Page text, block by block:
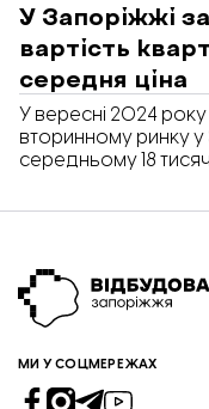
У Запоріжжі
вартість
середня ціна
У вересні 2024
вторинному ринку
середньому 18
як у серпні цього ж
МИ У СОЦМЕРЕЖАХ